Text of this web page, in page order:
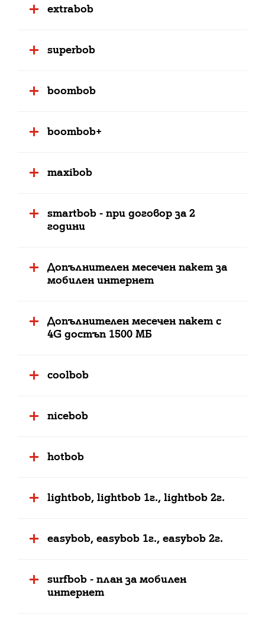
extrabob
superbob
boombob
boombob+
maxibob
smartbob - при договор за 2
години
Допълнителен месечен пакет за
мобилен интернет
Допълнителен месечен пакет с
4G достъп 1500 МБ
coolbob
nicebob
hotbob
lightbob, lightbob 1г., lightbob 2г.
easybob, easybob 1г., easybob 2г.
surfbob - план за мобилен
интернет